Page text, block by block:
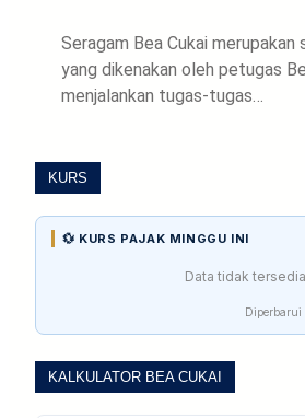
Seragam Bea Cukai merupakan
yang dikenakan oleh petugas
menjalankan tugas-tugas…
KURS
💱 KURS PAJAK MINGGU INI
Data tidak tersedia
Diperbarui
KALKULATOR BEA CUKAI